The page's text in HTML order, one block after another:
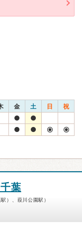
金 土 日 祝
葉
）、葭川公園駅）